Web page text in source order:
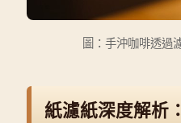
圖：手沖咖啡透過
紙濾紙深度解析